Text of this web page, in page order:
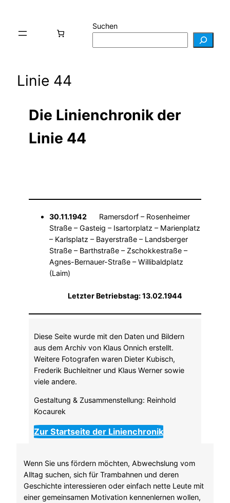
Suchen
Linie 44
Die Linienchronik der
Linie 44
30.11.1942 Ramersdorf – Rosenheimer
Straße – Gasteig – Isartorplatz – Marienplatz
– Karlsplatz – Bayerstraße – Landsberger
Straße – Barthstraße – Zschokkestraße –
Agnes-Bernauer-Straße – Willibaldplatz
(Laim)
Letzter Betriebstag: 13.02.1944
Diese Seite wurde mit den Daten und Bildern
aus dem Archiv von Klaus Onnich erstellt.
Weitere Fotografen waren Dieter Kubisch,
Frederik Buchleitner und Klaus Werner sowie
viele andere.
Gestaltung & Zusammenstellung: Reinhold
Kocaurek
Zur Startseite der Linienchronik
Wenn Sie uns fördern möchten, Abwechslung vom
Alltag suchen, sich für Trambahnen und deren
Geschichte interessieren oder einfach nette Leute mit
einer gemeinsamen Motivation kennenlernen wollen,